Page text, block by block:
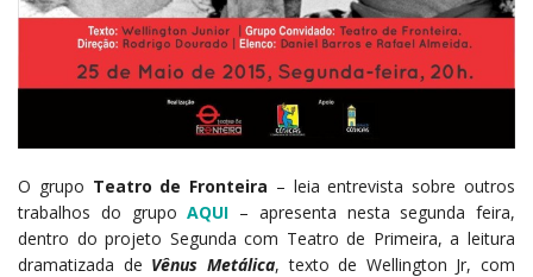
O grupo Teatro de Fronteira – leia entrevista sobre outros
trabalhos do grupoAQUI – apresenta nesta segunda feira,
dentro do projeto Segunda com Teatro de Primeira, a leitura
dramatizada de Vênus Metálica, texto de Wellington Jr, com